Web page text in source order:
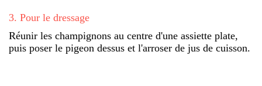
3. Pour le dressage
Réunir les champignons au centre d'une assiette plate,
puis poser le pigeon dessus et l'arroser de jus de cuisson.